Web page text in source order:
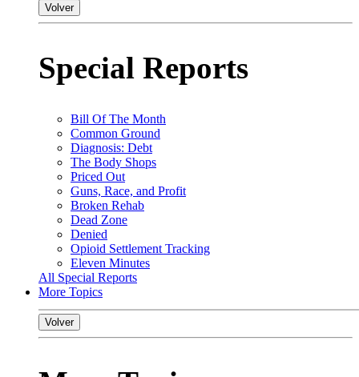
Volver
Special Reports
Bill Of The Month
Common Ground
Diagnosis: Debt
The Body Shops
Priced Out
Guns, Race, and Profit
Broken Rehab
Dead Zone
Denied
Opioid Settlement Tracking
Eleven Minutes
All Special Reports
More Topics
Volver